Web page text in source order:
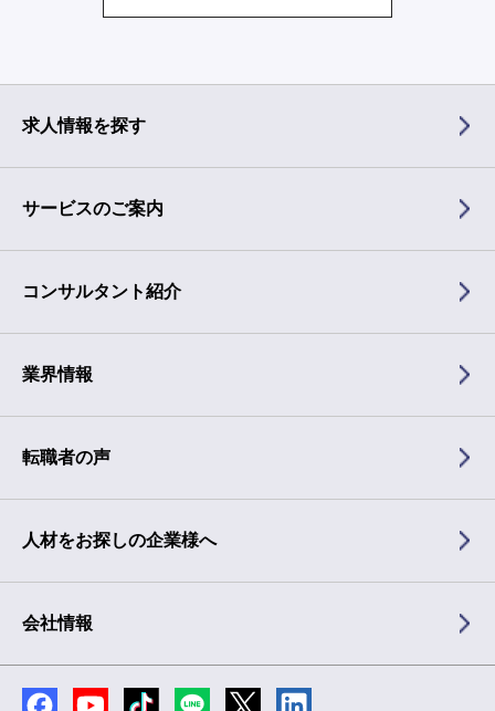
求人情報を探す
サービスのご案内
コンサルタント紹介
業界情報
転職者の声
人材をお探しの企業様へ
会社情報